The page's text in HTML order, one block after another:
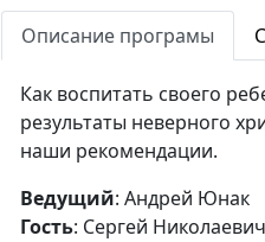
Описание програмы
Как воспитать своего
результаты неверного
наши рекомендации.
Ведущий: Андрей Юнак
Гость: Сергей